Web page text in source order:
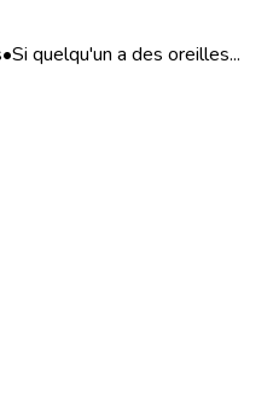
•Si quelqu'un a des oreilles...